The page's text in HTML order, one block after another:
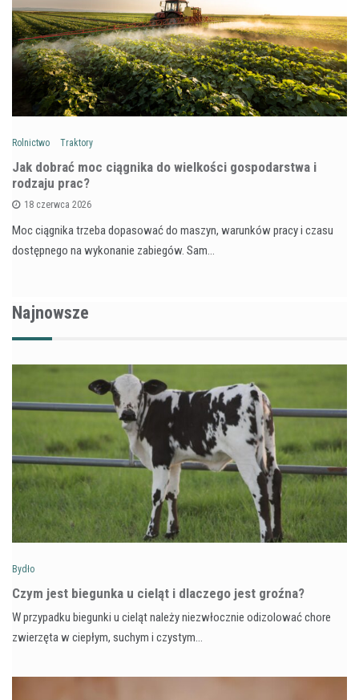
Rolnictwo Traktory
Jak dobrać moc ciągnika do wielkości gospodarstwa i
rodzaju prac?
18 czerwca 2026
Moc ciągnika trzeba dopasować do maszyn, warunków pracy i czasu
dostępnego na wykonanie zabiegów. Sam…
Najnowsze
Bydło
Czym jest biegunka u cieląt i dlaczego jest groźna?
W przypadku biegunki u cieląt należy niezwłocznie odizolować chore
zwierzęta w ciepłym, suchym i czystym…